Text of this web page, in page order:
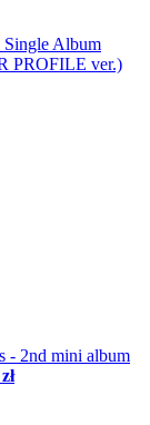
Album
PROFILE ver.)
- 2nd mini album